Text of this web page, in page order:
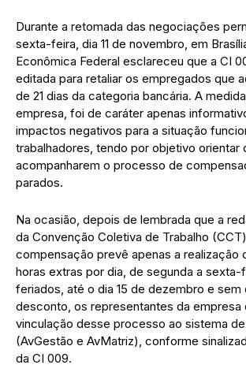
Durante a retomada das negociações
sexta-feira, dia 11 de novembro, em
Econômica Federal esclareceu que a CI
editada para retaliar os empregados que
de 21 dias da categoria bancária. A
empresa, foi de caráter apenas
impactos negativos para a situação
trabalhadores, tendo por objetivo orientar
acompanharem o processo de
parados.
Na ocasião, depois de lembrada que a
da Convenção Coletiva de Trabalho
compensação prevê apenas a realização
horas extras por dia, de segunda a
feriados, até o dia 15 de dezembro e sem
desconto, os representantes da empresa
vinculação desse processo ao sistema
(AvGestão e AvMatriz), conforme
da CI 009.